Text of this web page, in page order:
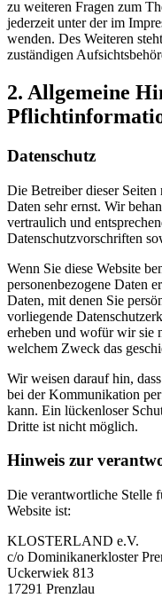
zu weiteren Fragen zum
jederzeit unter der im
wenden. Des Weiteren
zuständigen
2. Allgemeine
Datenschutz
Die Betreiber dieser Seiten
Daten sehr ernst. Wir
vertraulich und
Datenschutzvorschriften
Wenn Sie diese Website
personenbezogene Daten
Daten, mit denen Sie
vorliegende
erheben und wofür wir sie
welchem Zweck das
Wir weisen darauf hin,
bei der Kommunikation
kann. Ein lückenloser
Dritte ist nicht möglich.
Hinweis zur
Die verantwortliche Stelle
Website ist:
KLOSTERLAND e.V.
c/o Dominikanerkloster
Uckerwiek 813
17291 Prenzlau